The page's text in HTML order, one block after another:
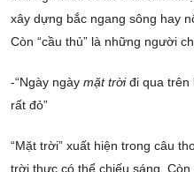
xây dựng bắc ngang sông hay
Còn “cầu thủ” là những người
-“Ngày ngày mặt trờiđi qua trên
rất đỏ”
“Mặt trời” xuất hiện trong câu
trời thực có thể chiếu sáng.